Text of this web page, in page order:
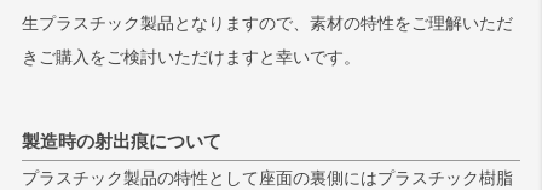
生プラスチック製品となりますので、素材の特性をご理解いただ
きご購入をご検討いただけますと幸いです。
製造時の射出痕について
プラスチック製品の特性として座面の裏側にはプラスチック樹脂